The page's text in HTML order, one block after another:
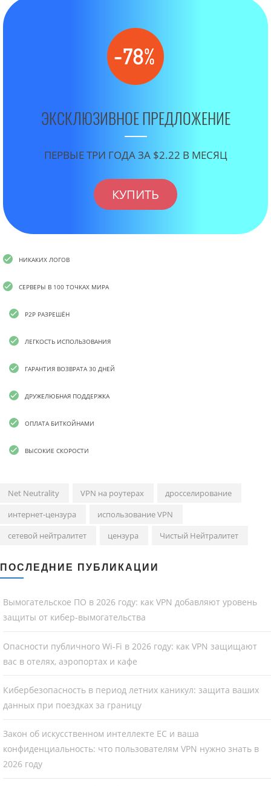
ЭКСКЛЮЗИВНОЕ ПРЕДЛОЖЕНИЕ
ПЕРВЫЕ ТРИ ГОДА ЗА $2.22 В МЕСЯЦ
КУПИТЬ
НИКАКИХ ЛОГОВ
СЕРВЕРЫ В 100 ТОЧКАХ МИРА
P2P РАЗРЕШЁН
ЛЕГКОСТЬ ИСПОЛЬЗОВАНИЯ
ГАРАНТИЯ ВОЗВРАТА 30 ДНЕЙ
ДРУЖЕЛЮБНАЯ ПОДДЕРЖКА
ОПЛАТА БИТКОЙНАМИ
ВЫСОКИЕ СКОРОСТИ
Net Neutrality VPN на роутерах
дросселирование
интернет-цензура
использование VPN
сетевой нейтралитет
цензура Чистый Нейтралитет
ПОСЛЕДНИЕ ПУБЛИКАЦИИ
Вымогательское ПО в 2026 году: как VPN добавляют уровень
защиты от кибер-вымогательства
Опасности публичного Wi-Fi в 2026 году: как VPN защищают
вас в отелях, аэропортах и кафе
Кибербезопасность в период летних каникул: защита ваших
данных при поездках за границу
Закон об искусственном интеллекте ЕС и ваша
конфиденциальность: что пользователям VPN нужно знать в
2026 году